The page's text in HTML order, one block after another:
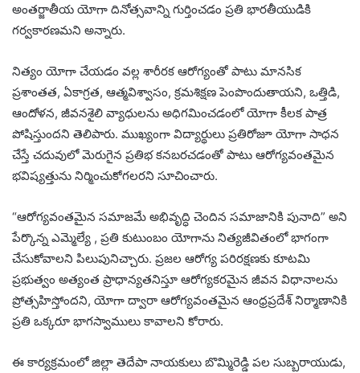
అంతర్జాతీయ యోగా దినోత్సవాన్ని గుర్తించడం ప్రతి భారతీయుడికి
గర్వకారణమని అన్నారు.
నిత్యం యోగా చేయడం వల్ల శారీరక ఆరోగ్యంతో పాటు మానసిక
ప్రశాంతత, ఏకాగ్రత, ఆత్మవిశ్వాసం, క్రమశిక్షణ పెంపొందుతాయని, ఒత్తిడి,
ఆందోళన, జీవనశైలి వ్యాధులను అధిగమించడంలో యోగా కీలక పాత్ర
పోషిస్తుందని తెలిపారు. ముఖ్యంగా విద్యార్థులు ప్రతిరోజూ యోగా సాధన
చేస్తే చదువులో మెరుగైన ప్రతిభ కనబరచడంతో పాటు ఆరోగ్యవంతమైన
భవిష్యత్తును నిర్మించుకోగలరని సూచించారు.
“ఆరోగ్యవంతమైన సమాజమే అభివృద్ధి చెందిన సమాజానికి పునాది” అని
పేర్కొన్న ఎమ్మెల్యే , ప్రతి కుటుంబం యోగాను నిత్యజీవితంలో భాగంగా
చేసుకోవాలని పిలుపునిచ్చారు. ప్రజల ఆరోగ్య పరిరక్షణకు కూటమి
ప్రభుత్వం అత్యంత ప్రాధాన్యతనిస్తూ ఆరోగ్యకరమైన జీవన విధానాలను
ప్రోత్సహిస్తోందని, యోగా ద్వారా ఆరోగ్యవంతమైన ఆంధ్రప్రదేశ్ నిర్మాణానికి
ప్రతి ఒక్కరూ భాగస్వాములు కావాలని కోరారు.
ఈ కార్యక్రమంలో జిల్లా తెదేపా నాయకులు బొమ్మిరెడ్డి పల సుబ్బరాయుడు,